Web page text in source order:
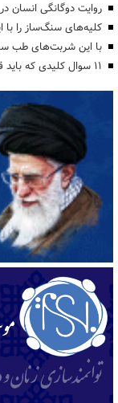
روایت دوگانگی انسان
کلیه‌های سنگ‌ساز را با
با این شربت‌های طب
۱۱ سوال کلیدی که باید قبل از ازدواج از همسر آینده‌تان بپرسید +اینفوگرافی